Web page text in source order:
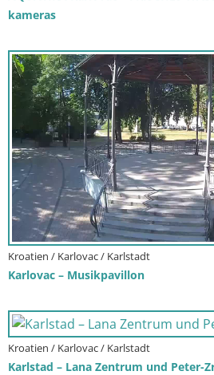
kameras
Kroatien / Karlovac / Karlstadt
Karlovac – Musikpavillon
Kroatien / Karlovac / Karlstadt
Karlstad – Lana Zentrum und Peter-